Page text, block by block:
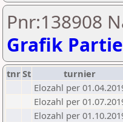
Pnr:138908
Grafik
tnrSt turnier
Elozahl per
Elozahl per
Elozahl per